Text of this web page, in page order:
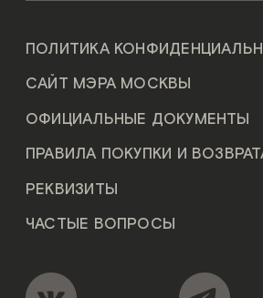
ПОЛИТИКА
САЙТ МЭРА МОСКВЫ
ОФИЦИАЛЬНЫЕ ДОКУМЕНТЫ
ПРАВИЛА ПОКУПКИ И
РЕКВИЗИТЫ
ЧАСТЫЕ ВОПРОСЫ